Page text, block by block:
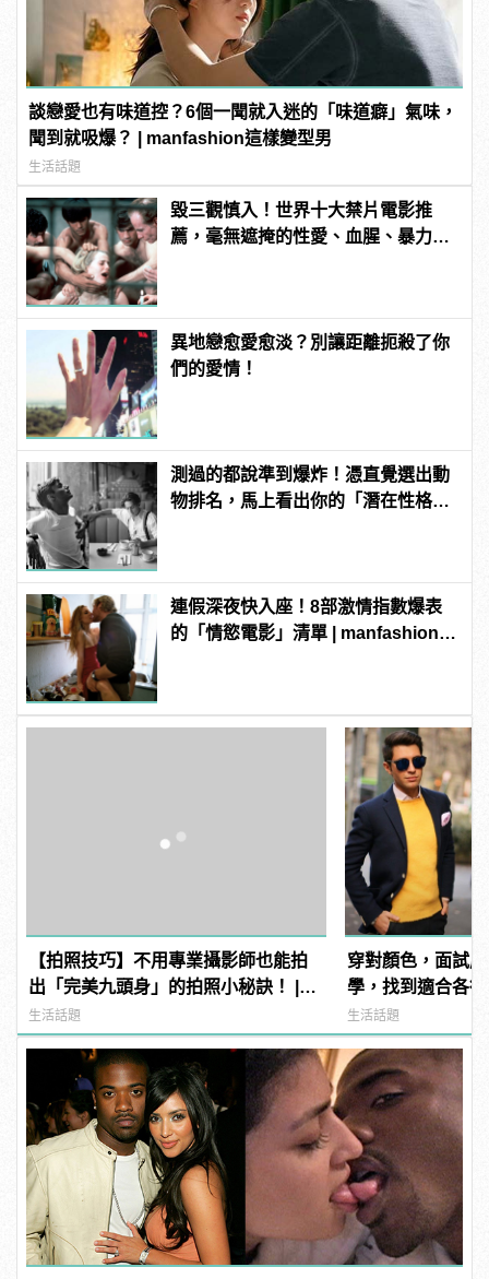
談戀愛也有味道控？6個一聞就入迷的「味道癖」氣味，
聞到就吸爆？ | manfashion這樣變型男
生活話題
毀三觀慎入！世界十大禁片電影推
薦，毫無遮掩的性愛、血腥、暴力、
異地戀愈愛愈淡？別讓距離扼殺了你
們的愛情！
測過的都說準到爆炸！憑直覺選出動
物排名，馬上看出你的「潛在性格與
連假深夜快入座！8部激情指數爆表
的「情慾電影」清單 | manfashion這
【拍照技巧】不用專業攝影師也能拍
出「完美九頭身」的拍照小秘訣！ |
manfashion這樣變型男
生活話題
穿對顏色，面試
學，找到適合各
生活話題